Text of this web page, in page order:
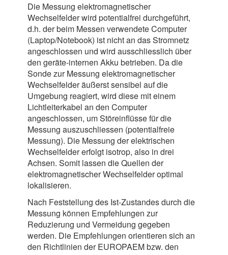
Die Messung elektromagnetischer
Wechselfelder wird potentialfrei durchgeführt,
d.h. der beim Messen verwendete Computer
(Laptop/Notebook) ist nicht an das Stromnetz
angeschlossen und wird ausschliesslich über
den geräte-internen Akku betrieben. Da die
Sonde zur Messung elektromagnetischer
Wechselfelder äußerst sensibel auf die
Umgebung reagiert, wird diese mit einem
Lichtleiterkabel an den Computer
angeschlossen, um Störeinflüsse für die
Messung auszuschliessen (potentialfreie
Messung). Die Messung der elektrischen
Wechselfelder erfolgt isotrop, also in drei
Achsen. Somit lassen die Quellen der
elektromagnetischer Wechselfelder optimal
lokalisieren.
Nach Feststellung des Ist-Zustandes durch die
Messung können Empfehlungen zur
Reduzierung und Vermeidung gegeben
werden. Die Empfehlungen orientieren sich an
den Richtlinien der EUROPAEM bzw. den